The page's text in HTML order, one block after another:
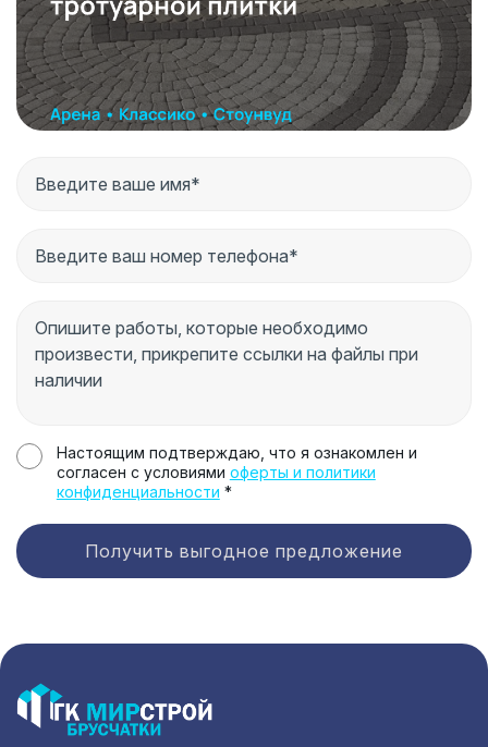
Настоящим подтверждаю, что я ознакомлен и
согласен с условиями оферты и политики
конфиденциальности *
Получить выгодное предложение